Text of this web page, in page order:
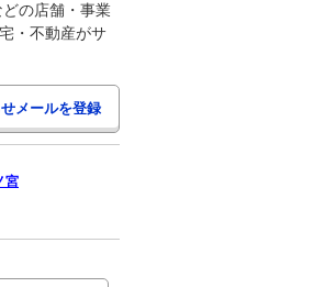
の店舗・事業
・不動産がサ
宮